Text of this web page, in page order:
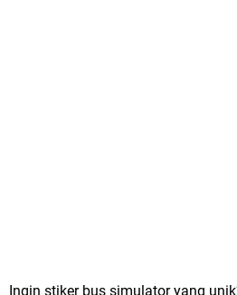
Ingin stiker bus simulator yang